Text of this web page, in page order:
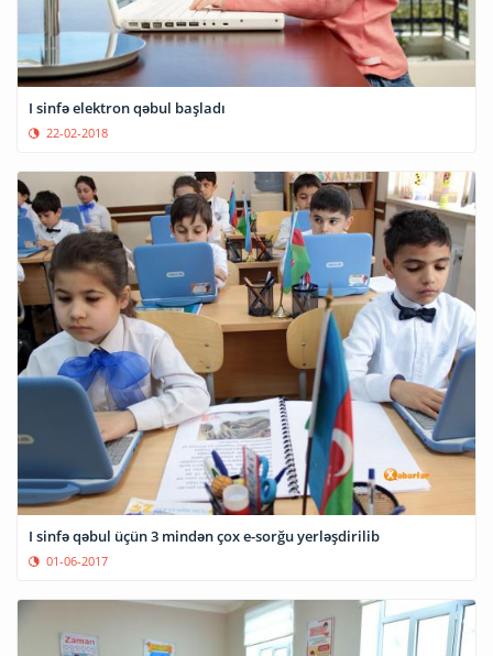
I sinfə elektron qəbul başladı
22-02-2018
I sinfə qəbul üçün 3 mindən çox e-sorğu yerləşdirilib
01-06-2017